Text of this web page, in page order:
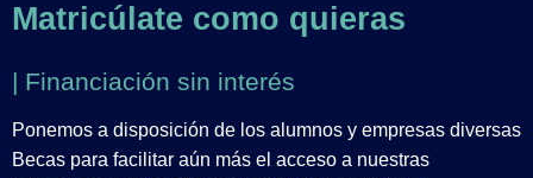
Matricúlate como quieras
| Financiación sin interés
Ponemos a disposición de los alumnos y empresas diversas
Becas para facilitar aún más el acceso a nuestras